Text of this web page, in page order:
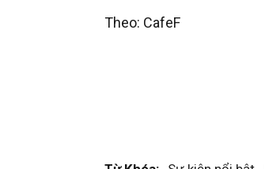
Theo: CafeF